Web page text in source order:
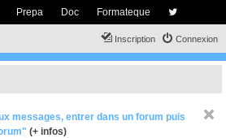
Prepa Doc Formateque
Connexion
Inscription
messages, entrer dans un forum puis
(+ infos)